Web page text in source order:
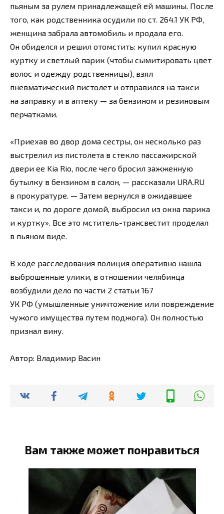
пьяным за рулем принадлежащей ей машины. После
того, как родственника осудили по ст. 264.1 УК РФ,
женщина забрала автомобиль и продала его.
Он обиделся и решил отомстить: купил красную
куртку и светлый парик (чтобы сымитировать цвет
волос и одежду родственницы), взял
пневматический пистолет и отправился на такси
на заправку и в аптеку — за бензином и резиновым
перчатками.
«Приехав во двор дома сестры, он несколько раз
выстрелил из пистолета в стекло пассажирской
двери ее Kia Rio, после чего бросил зажженную
бутылку в бензином в салон, — рассказали URA.RU
в прокуратуре. — Затем вернулся в ожидавшее
такси и, по дороге домой, выбросил из окна парика
и куртку». Все это мститель-трансвестит проделал
в пьяном виде.
В ходе расследования полиция оперативно нашла
выброшенные улики, в отношении челябинца
возбудили дело по части 2 статьи 167
УК РФ (умышленные уничтожение или повреждение
чужого имущества путем поджога). Он полностью
признал вину.
Автор: Владимир Васин
Вам также может понравиться